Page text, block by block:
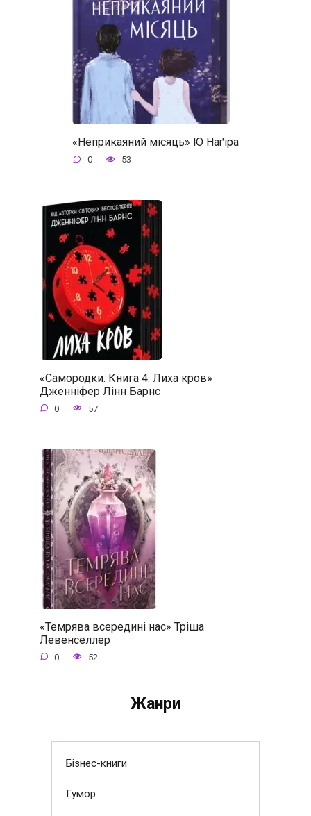
«Неприкаяний місяць» Ю Наґіра
0 53
«Самородки. Книга 4. Лиха кров»
Дженніфер Лінн Барнс
0 57
«Темрява всередині нас» Тріша
Левенселлер
0 52
Жанри
Бізнес-книги
Гумор